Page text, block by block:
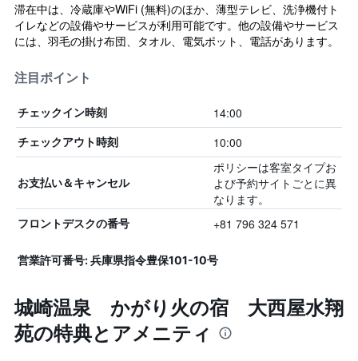
滞在中は、冷蔵庫やWiFi (無料)のほか、薄型テレビ、洗浄機付ト
イレなどの設備やサービスが利用可能です。他の設備やサービス
には、羽毛の掛け布団、タオル、電気ポット、電話があります。
注目ポイント
チェックイン時刻 14:00
チェックアウト時刻 10:00
お支払い＆キャンセル
ポリシーは客室タイプお
よび予約サイトごとに異
なります。
フロントデスクの番号 +81 796 324 571
営業許可番号: 兵庫県指令豊保101-10号
城崎温泉 かがり火の宿 大西屋水翔
苑の特典とアメニティ